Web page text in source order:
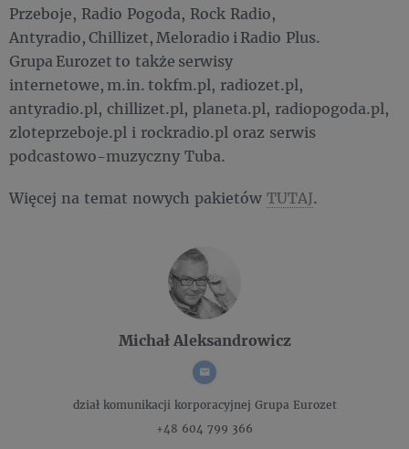
Przeboje, Radio Pogoda, Rock Radio,
Antyradio, Chillizet, Meloradio i Radio Plus.
Grupa Eurozet to także serwisy
internetowe, m.in. tokfm.pl, radiozet.pl,
antyradio.pl, chillizet.pl, planeta.pl, radiopogoda.pl,
zloteprzeboje.pl i rockradio.pl oraz serwis
podcastowo-muzyczny Tuba.
Więcej na temat nowych pakietów TUTAJ.
Michał Aleksandrowicz
dział komunikacji korporacyjnej Grupa Eurozet
+48 604 799 366